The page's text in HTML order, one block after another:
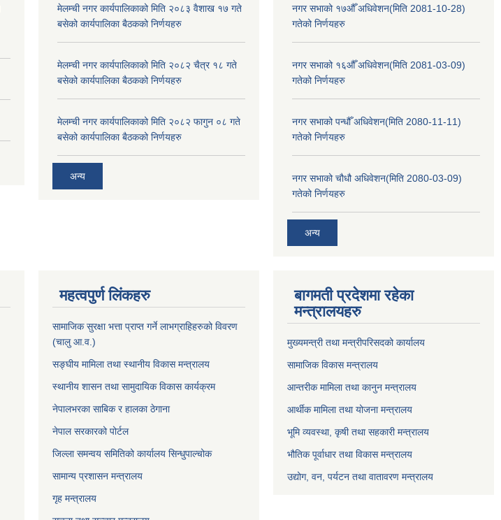
मेलम्ची नगर कार्यपालिकाको मिति २०८३ वैशाख १७ गते
बसेको कार्यपालिका बैठकको निर्णयहरु
मेलम्ची नगर कार्यपालिकाको मिति २०८२ चैत्र १८ गते
बसेको कार्यपालिका बैठकको निर्णयहरु
मेलम्ची नगर कार्यपालिकाको मिति २०८२ फागुन ०८ गते
बसेको कार्यपालिका बैठकको निर्णयहरु
अन्य
नगर सभाको १७औँ अधिवेशन(मिति 2081-10-28)
गतेको निर्णयहरु
नगर सभाको १६औँ अधिवेशन(मिति 2081-03-09)
गतेको निर्णयहरु
नगर सभाको पन्धौँ अधिवेशन(मिति 2080-11-11)
गतेको निर्णयहरु
नगर सभाको चौधौ अधिवेशन(मिति 2080-03-09)
गतेको निर्णयहरु
अन्य
महत्वपुर्ण लिंकहरु
सामाजिक सुरक्षा भत्ता प्राप्त गर्ने लाभग्राहिहरुको विवरण
(चालु आ.व.)
सङ्घीय मामिला तथा स्थानीय विकास मन्त्रालय
स्थानीय शासन तथा सामुदायिक विकास कार्यक्रम
नेपालभरका साबिक र हालका ठेगाना
नेपाल सरकारको पोर्टल
जिल्ला समन्वय समितिको कार्यालय सिन्धुपाल्चोक
सामान्य प्रशासन मन्त्रालय
गृह मन्त्रालय
बागमती प्रदेशमा रहेका
मन्त्रालयहरु
मुख्यमन्त्री तथा मन्त्रीपरिसदको कार्यालय
सामाजिक विकास मन्त्रालय
आन्तरीक मामिला तथा कानुन मन्त्रालय
आर्थीक मामिला तथा योजना मन्त्रालय
भूमि व्यवस्था, कृषी तथा सहकारी मन्त्रालय
भौतिक पूर्वाधार तथा विकास मन्त्रालय
उद्योग, वन, पर्यटन तथा वातावरण मन्त्रालय